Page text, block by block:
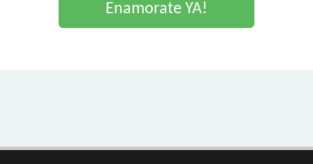
Enamorate YA!